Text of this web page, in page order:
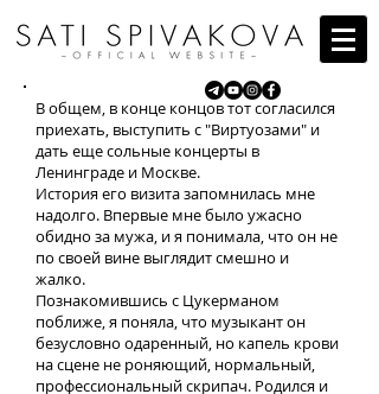
В общем, в конце концов тот согласился
приехать, выступить с "Виртуозами" и
дать еще сольные концерты в
Ленинграде и Москве.
История его визита запомнилась мне
надолго. Впервые мне было ужасно
обидно за мужа, и я понимала, что он не
по своей вине выглядит смешно и
жалко.
Познакомившись с Цукерманом
поближе, я поняла, что музыкант он
безусловно одаренный, но капель крови
на сцене не роняющий, нормальный,
профессиональный скрипач. Родился и